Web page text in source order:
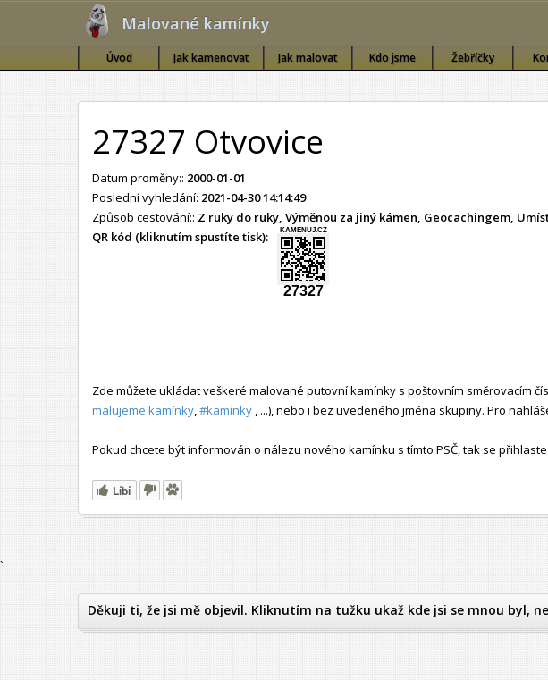
Malované kamínky
Úvod Jak kamenovat Jak malovat Kdo jsme Žebříčky
27327 Otvovice
Datum proměny:: 2000-01-01
Poslední vyhledání: 2021-04-30 14:14:49
Způsob cestování:: Z ruky do ruky, Výměnou za jiný kámen, Geocachingem,
QR kód (kliknutím spustíte tisk):
KAMENUJ.CZ
27327
Zde můžete ukládat veškeré malované putovní kamínky s poštovním směrovacím
malujeme kamínky #kamínky , ...), nebo i bez uvedeného jména skupiny. Pro
Pokud chcete být informován o nálezu nového kamínku s tímto PSČ, tak se
Líbí
`
Děkuji ti, že jsi mě objevil. Kliknutím na tužku ukaž kde jsi se mnou byl,